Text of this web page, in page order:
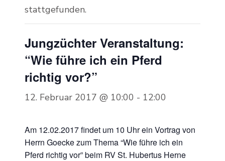
stattgefunden.
Jungzüchter Veranstaltung:
“Wie führe ich ein Pferd
richtig vor?”
12. Februar 2017 @ 10:00 - 12:00
Am 12.02.2017 findet um 10 Uhr ein Vortrag von
Herrn Goecke zum Thema “Wie führe ich ein
Pferd richtig vor” beim RV St. Hubertus Herne